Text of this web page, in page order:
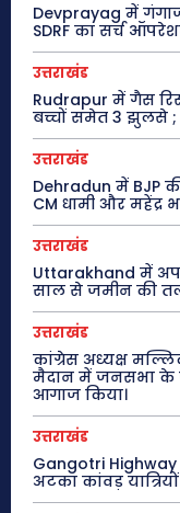
Devprayag में
SDRF का सर्च
उत्तराखंड
Rudrapur में गैस
बच्चों समेत 3 झुलसे
उत्तराखंड
Dehradun में BJP
CM धामी और महेंद्र
उत्तराखंड
Uttarakhand में
साल से जमीन की
उत्तराखंड
कांग्रेस अध्यक्ष
मैदान में जनसभा के
आगाज किया।
उत्तराखंड
Gangotri
अटका कांवड़